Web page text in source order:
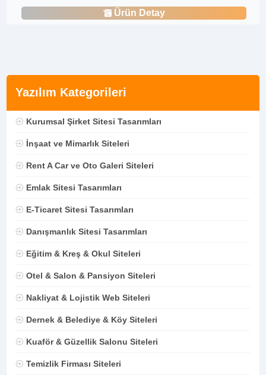
Yazılım Kategorileri
Kurumsal Şirket Sitesi Tasarımları
İnşaat ve Mimarlık Siteleri
Rent A Car ve Oto Galeri Siteleri
Emlak Sitesi Tasarımları
E-Ticaret Sitesi Tasarımları
Danışmanlık Sitesi Tasarımları
Eğitim & Kreş & Okul Siteleri
Otel & Salon & Pansiyon Siteleri
Nakliyat & Lojistik Web Siteleri
Dernek & Belediye & Köy Siteleri
Kuaför & Güzellik Salonu Siteleri
Temizlik Firması Siteleri
Ürün Detay